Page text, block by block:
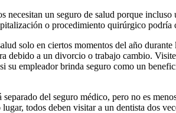
necesitan un seguro de salud porque
o procedimiento quirúrgico podría
solo en ciertos momentos del año
debido a un divorcio o trabajo cambio.
su empleador brinda seguro como un
separado del seguro médico, pero no es
todos deben visitar a un dentista dos